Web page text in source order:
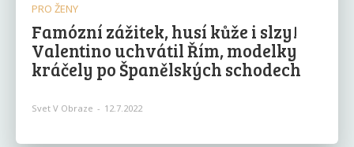
PRO ŽENY
Famózní zážitek, husí kůže i slzy!
Valentino uchvátil Řím, modelky
kráčely po Španělských schodech
Svet V Obraze - 12.7.2022